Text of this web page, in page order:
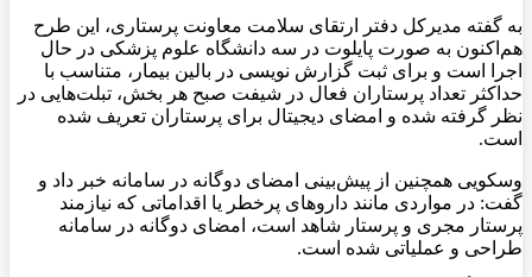
به گفته مدیرکل دفتر ارتقای سلامت معاونت پرستاری، این طرح
هم‌اکنون به صورت پایلوت در سه دانشگاه علوم پزشکی در حال
اجرا است و برای ثبت گزارش نویسی در بالین بیمار، متناسب با
حداکثر تعداد پرستاران فعال در شیفت صبح هر بخش، تبلت‌هایی در
نظر گرفته شده و امضای دیجیتال برای پرستاران تعریف شده
است.
وسکویی همچنین از پیش‌بینی امضای دوگانه در سامانه خبر داد و
گفت: در مواردی مانند داروهای پرخطر یا اقداماتی که نیازمند
پرستار مجری و پرستار شاهد است، امضای دوگانه در سامانه
طراحی و عملیاتی شده است.